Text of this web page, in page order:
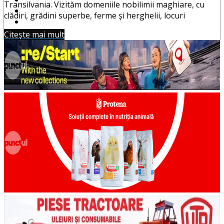
Punctul Negru
Anunturi
Despre noi
Publicitate
Contact
Transilvania. Vizităm domeniile nobilimii maghiare, cu
clădiri, grădini superbe, ferme și herghelii, locuri
Citește mai mult